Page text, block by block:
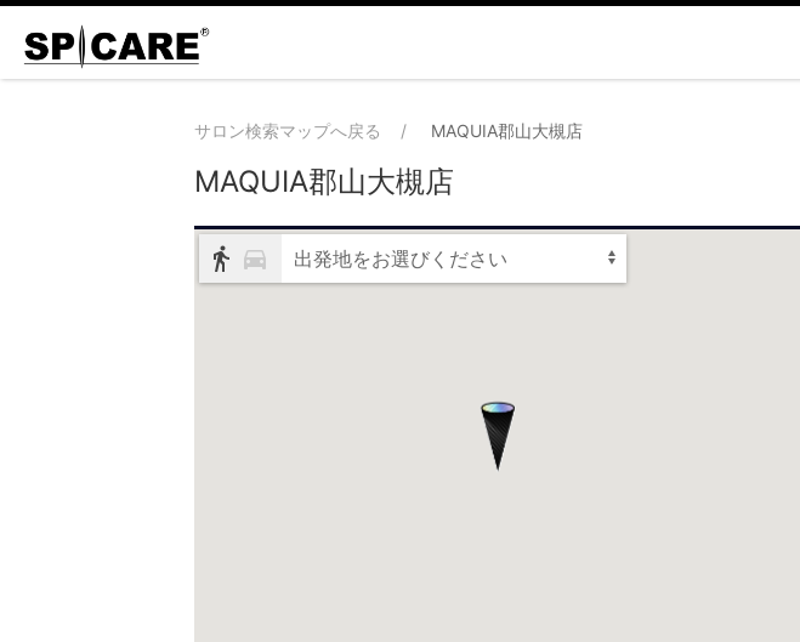
サロン検索マップへ戻る MAQUIA郡山大槻店
MAQUIA郡山大槻店
出発地をお選びください